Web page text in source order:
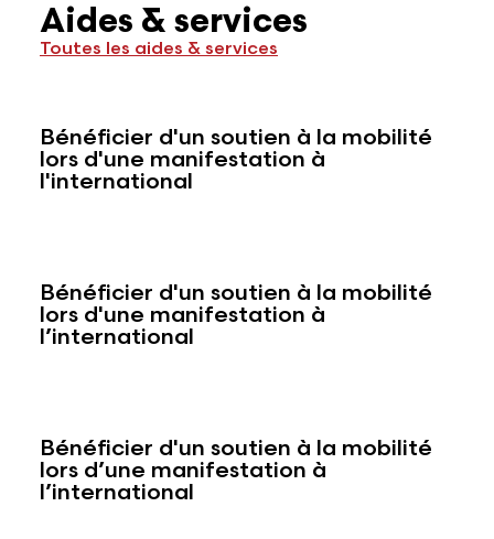
Aides & services
Toutes les aides & services
Bénéficier d'un soutien à la mobilité
lors d'une manifestation à
l'international
Bénéficier d'un soutien à la mobilité
lors d'une manifestation à
l’international
Bénéficier d'un soutien à la mobilité
lors d’une manifestation à
l’international